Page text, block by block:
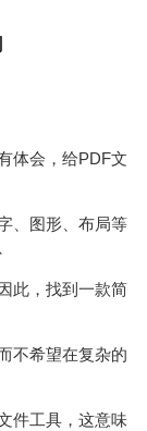
体会，给PDF文
、图形、布局等
此，找到一款简
不希望在复杂的
件工具，这意味